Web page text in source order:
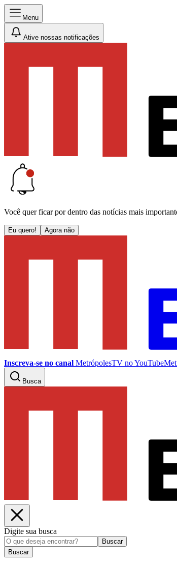
Menu
Ative nossas notificações
Você quer ficar por dentro das notícias mais
Eu quero! Agora não
Inscreva-se no canal MetrópolesTV noYouTube
Busca
Digite sua busca
Buscar
Buscar